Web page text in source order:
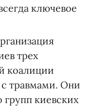
ключевое
трех
коалиции
травмами. Они
групп киевских